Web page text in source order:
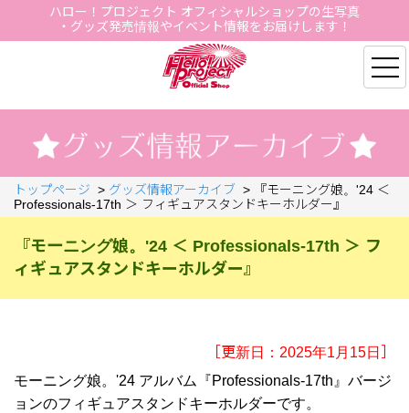
ハロー！プロジェクト オフィシャルショップの生写真
・グッズ発売情報やイベント情報をお届けします！
Hello Project Official
トップページ > グッズ情報アーカイブ >
『モーニング娘。'24 ＜
Professionals-17th ＞ フィギュアスタンドキーホルダー』
『モーニング娘。'24 ＜ Professionals-17th ＞ フ
ィギュアスタンドキーホルダー』
［更新日：2025年1月15日］
モーニング娘。'24 アルバム『Professionals-17th』バージ
ョンのフィギュアスタンドキーホルダーです。